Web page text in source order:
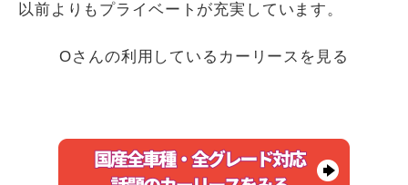
以前よりもプライベートが充実しています。
Oさんの利用しているカーリースを見る